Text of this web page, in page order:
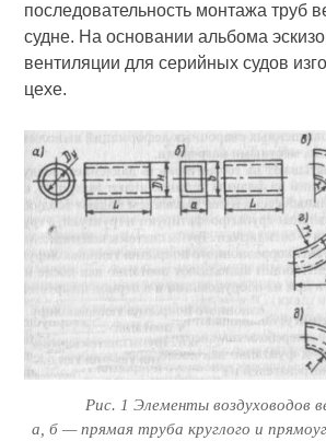
последо­вательность монтажа труб
судне. На основании альбома
вентиляции для серийных судов
цехе.
Рис. 1 Элементы воздуховодов
а, б — прямая труба круглого и